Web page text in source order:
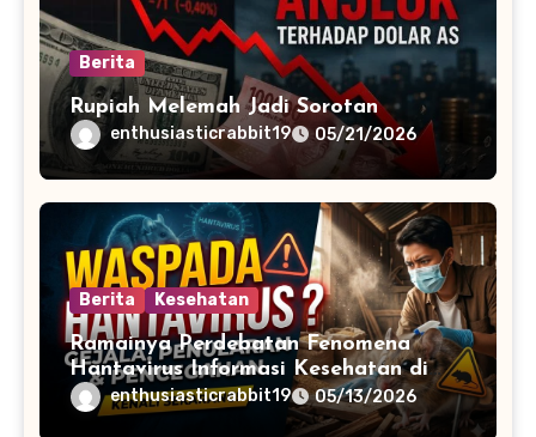
Berita
Rupiah Melemah Jadi Sorotan
enthusiasticrabbit19 05/21/2026
Berita Kesehatan
Ramainya Perdebatan Fenomena
Hantavirus Informasi Kesehatan di
Media Sosial
enthusiasticrabbit19 05/13/2026